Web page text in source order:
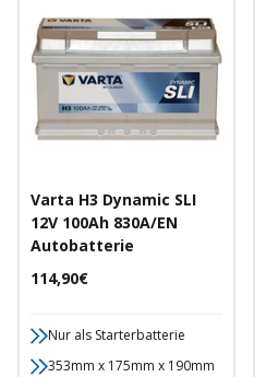
Varta H3 Dynamic SLI
12V 100Ah 830A/EN
Autobatterie
Angebotspreis
114,90€
Nur als Starterbatterie
353mm x 175mm x 190mm